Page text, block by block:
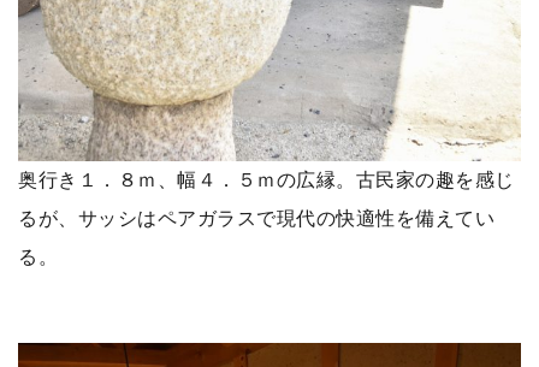
奥行き１．８ｍ、幅４．５ｍの広縁。古民家の趣を感じ
るが、サッシはペアガラスで現代の快適性を備えてい
る。